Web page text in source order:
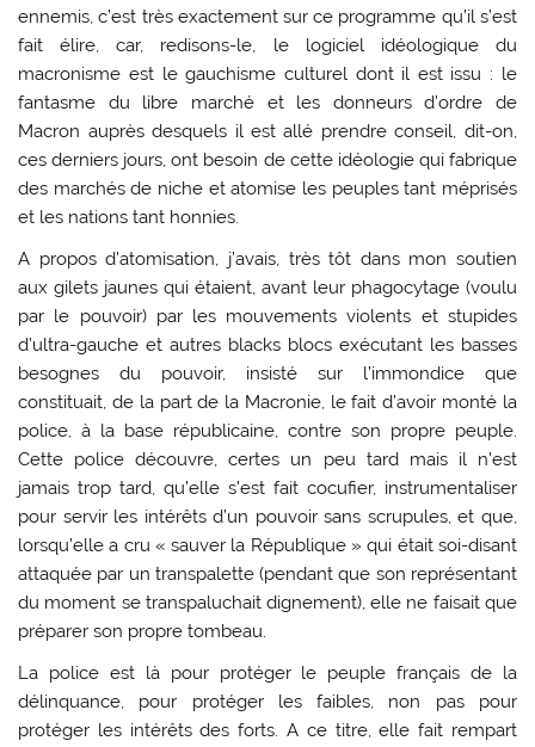
ennemis, c’est très exactement sur ce programme qu’il s’est
fait élire, car, redisons-le, le logiciel idéologique du
macronisme est le gauchisme culturel dont il est issu : le
fantasme du libre marché et les donneurs d’ordre de
Macron auprès desquels il est allé prendre conseil, dit-on,
ces derniers jours, ont besoin de cette idéologie qui fabrique
des marchés de niche et atomise les peuples tant méprisés
et les nations tant honnies.
A propos d’atomisation, j’avais, très tôt dans mon soutien
aux gilets jaunes qui étaient, avant leur phagocytage (voulu
par le pouvoir) par les mouvements violents et stupides
d’ultra-gauche et autres blacks blocs exécutant les basses
besognes du pouvoir, insisté sur l’immondice que
constituait, de la part de la Macronie, le fait d’avoir monté la
police, à la base républicaine, contre son propre peuple.
Cette police découvre, certes un peu tard mais il n’est
jamais trop tard, qu’elle s’est fait cocufier, instrumentaliser
pour servir les intérêts d’un pouvoir sans scrupules, et que,
lorsqu’elle a cru « sauver la République » qui était soi-disant
attaquée par un transpalette (pendant que son représentant
du moment se transpaluchait dignement), elle ne faisait que
préparer son propre tombeau.
La police est là pour protéger le peuple français de la
délinquance, pour protéger les faibles, non pas pour
protéger les intérêts des forts. A ce titre, elle fait rempart